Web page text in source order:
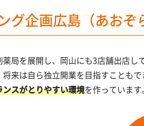
グ企画広島（あおぞ
局を展開し、岡山にも3店舗出店して
来は自ら独立開業を目指すこともで
スがとりやすい環境を作っています。